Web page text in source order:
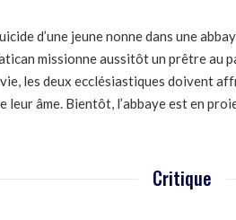
d’une jeune nonne dans une
missionne aussitôt un prêtre au
vie, les deux ecclésiastiques doivent
leur âme. Bientôt, l’abbaye est en
Critique